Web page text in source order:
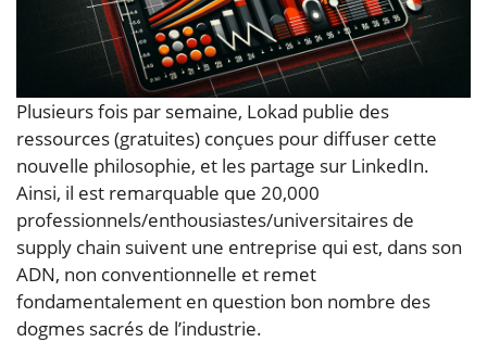
Plusieurs fois par semaine, Lokad publie des
ressources (gratuites) conçues pour diffuser cette
nouvelle philosophie, et les partage sur LinkedIn.
Ainsi, il est remarquable que 20,000
professionnels/enthousiastes/universitaires de
supply chain suivent une entreprise qui est, dans son
ADN, non conventionnelle et remet
fondamentalement en question bon nombre des
dogmes sacrés de l’industrie.